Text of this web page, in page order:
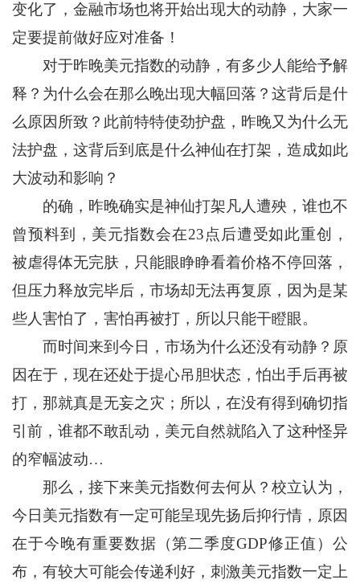
变化了，金融市场也将开始出现大的动静，大家一
定要提前做好应对准备！
对于昨晚美元指数的动静，有多少人能给予解
释？为什么会在那么晚出现大幅回落？这背后是什
么原因所致？此前特特使劲护盘，昨晚又为什么无
法护盘，这背后到底是什么神仙在打架，造成如此
大波动和影响？
的确，昨晚确实是神仙打架凡人遭殃，谁也不
曾预料到，美元指数会在23点后遭受如此重创，
被虐得体无完肤，只能眼睁睁看着价格不停回落，
但压力释放完毕后，市场却无法再复原，因为是某
些人害怕了，害怕再被打，所以只能干瞪眼。
而时间来到今日，市场为什么还没有动静？原
因在于，现在还处于提心吊胆状态，怕出手后再被
打，那就真是无妄之灾；所以，在没有得到确切指
引前，谁都不敢乱动，美元自然就陷入了这种怪异
的窄幅波动…
那么，接下来美元指数何去何从？校立认为，
今日美元指数有一定可能呈现先扬后抑行情，原因
在于今晚有重要数据（第二季度GDP修正值）公
布，有较大可能会传递利好，刺激美元指数一定上